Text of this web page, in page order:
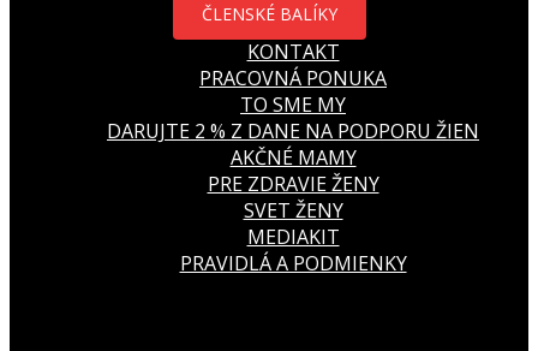
ČLENSKÉ BALÍKY
KONTAKT
PRACOVNÁ PONUKA
TO SME MY
DARUJTE 2 % Z DANE NA PODPORU ŽIEN
AKČNÉ MAMY
PRE ZDRAVIE ŽENY
SVET ŽENY
MEDIAKIT
PRAVIDLÁ A PODMIENKY